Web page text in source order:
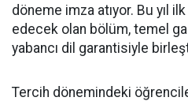
döneme imza atıyor. Bu yıl
edecek olan bölüm, temel
yabancı dil garantisiyle
Tercih dönemindeki